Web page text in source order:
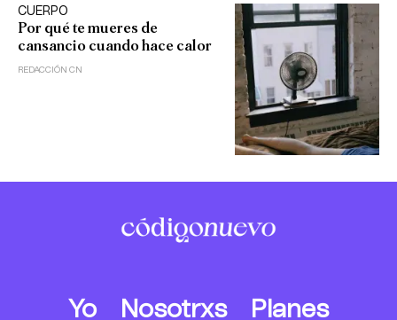
CUERPO
Por qué te mueres de
cansancio cuando hace calor
REDACCIÓN CN
Yo Nosotrxs
Planes